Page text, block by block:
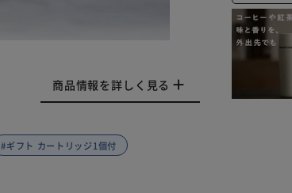
商品情報を詳しく見る
#ギフト カートリッジ1個付